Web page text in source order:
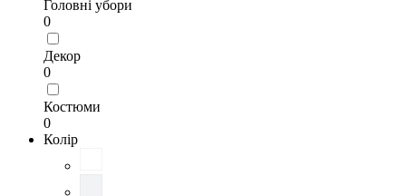
Головні убори
0
Декор
0
Костюми
0
Колір